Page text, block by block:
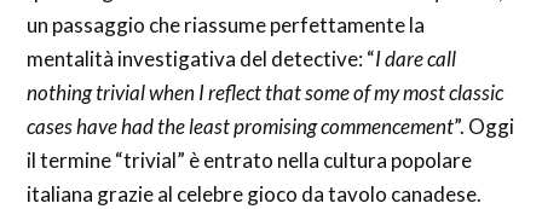
un passaggio che riassume perfettamente la
mentalità investigativa del detective: “I dare call
nothing trivial when I reflect that some of my most classic
cases have had the least promising commencement”. Oggi
il termine “trivial” è entrato nella cultura popolare
italiana grazie al celebre gioco da tavolo canadese.